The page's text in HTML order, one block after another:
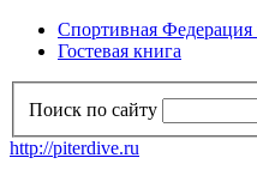
Спортивная Федерация
Гостевая книга
Поиск по сайту
http://piterdive.ru